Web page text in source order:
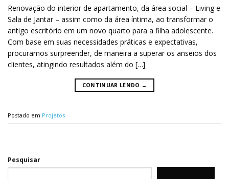
Renovação do interior de apartamento, da área social – Living e
Sala de Jantar – assim como da área íntima, ao transformar o
antigo escritório em um novo quarto para a filha adolescente.
Com base em suas necessidades práticas e expectativas,
procuramos surpreender, de maneira a superar os anseios dos
clientes, atingindo resultados além do […]
CONTINUAR LENDO →
Postado em Projetos
Pesquisar